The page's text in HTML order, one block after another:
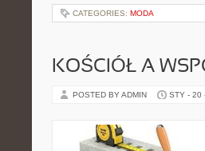
CATEGORIES: MODA
KOŚCIÓŁ A
POSTED BY ADMIN STY - 20